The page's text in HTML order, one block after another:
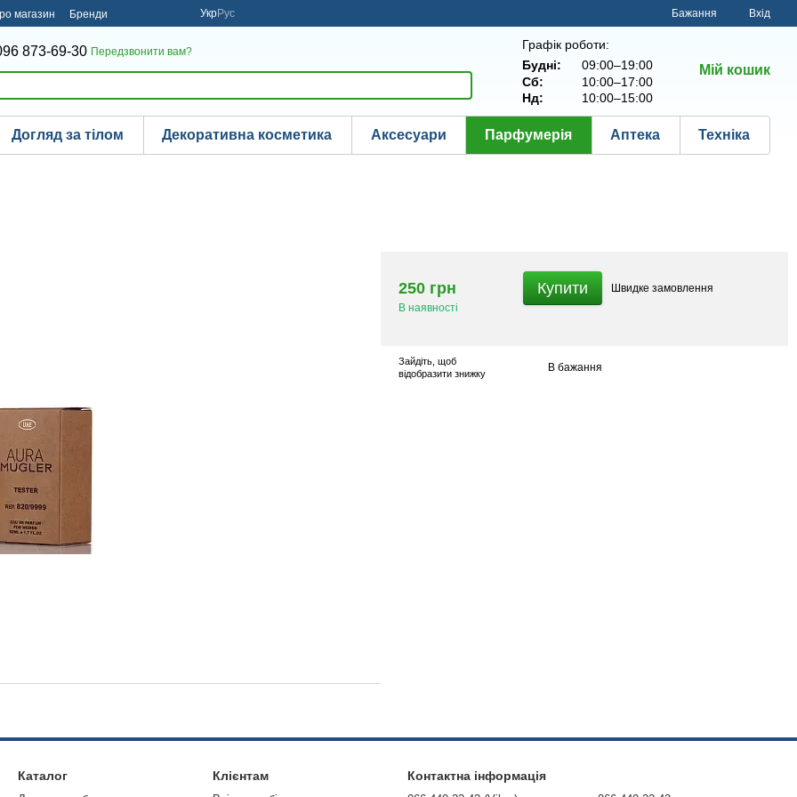
магазин Бренди УкрРус Бажання Вхід
873-69-30 Передзвонити вам?
Графік роботи:
Будні:
09:00–19:00
Сб:
10:00–17:00
Нд:
10:00–15:00
Мій кошик
Догляд за тілом Декоративна косметика Аксесуари Парфумерія Аптека Техніка
250 грн
В наявності
Купити Швидке замовлення
Зайдіть , щоб
відобразити знижку
В бажання
Каталог Клієнтам Контактна інформація